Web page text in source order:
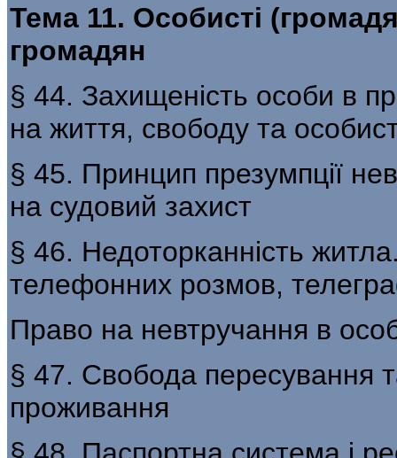
Тема 11. Особисті
громадян
§ 44. Захищеність особи в
на життя, свободу та
§ 45. Принцип презумпції
на судовий захист
§ 46. Недоторканність
телефонних розмов,
Право на невтручання в
§ 47. Свобода пересування
проживання